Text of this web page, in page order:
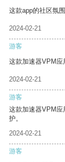
这款app的社区氛
2024-02-21
游客
这款加速器VPM应
2024-02-21
游客
这款加速器VPM
护。
2024-02-21
游客